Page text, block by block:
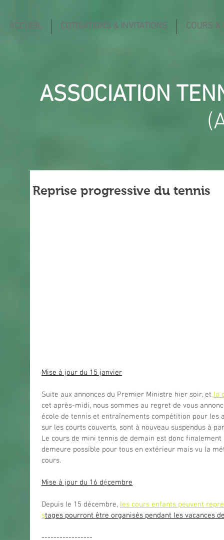
ACCUEIL COTISATIONS & INVITATIONS COURS &
ASSOCIATION
Reprise progressive du tennis
Mise à jour du 15 janvier
Suite aux annonces du Premier Ministre hier soir, et la
cet après-midi, nous sommes au regret de vous
école de tennis et entraînements compétition pour
sur les courts couverts, sont à nouveau suspendus à
Le cours de mini tennis de demain est donc
demeure possible pour tous en extérieur mais vu la
cours.
Mise à jour du 16 décembre
Depuis le 15 décembre, les cours enfants peuvent
stages pourront être organisés pendant les vacances
-----------------